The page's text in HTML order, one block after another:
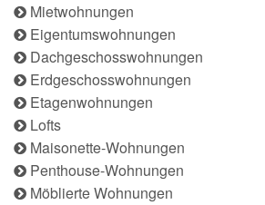
Mietwohnungen
Eigentumswohnungen
Dachgeschosswohnungen
Erdgeschosswohnungen
Etagenwohnungen
Lofts
Maisonette-Wohnungen
Penthouse-Wohnungen
Möblierte Wohnungen